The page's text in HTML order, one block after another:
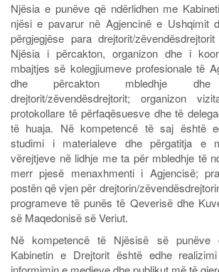
Njësia e punëve që ndërlidhen me
njësi e pavarur në Agjencinë e Ushqimit
përgjegjëse para drejtorit/
Njësia i përcakton, organizon dhe i
mbajtjes së kolegjiumeve profesionale të
dhe përcakton mbledhje
drejtorit/zëvendësdrejtorit; organizon
protokollare të përfaqësuesve dhe të
të huaja. Në kompetencë të saj është
studimi i materialeve dhe përgatitja e
vërejtjeve në lidhje me ta për mbledhje të
merr pjesë menaxhmenti i Agjencisë;
postën që vjen për drejtorin/
programeve të punës të Qeverisë dhe
së Maqedonisë së Veriut.
Në kompetencë të Njësisë së punëve
Kabinetin e Drejtorit është edhe